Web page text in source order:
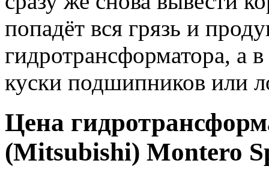
попадёт вся грязь и
гидротрансформатора, а
куски подшипников или
Цена
(Mitsubishi) Montero